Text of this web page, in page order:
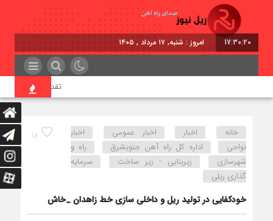
17:30:21 امروز : شنبه, ۱۷ مرداد , ۱۴۰۵
تقدیر معاون اول
18 خانه اخبار اخبار عمومی
اخبار
نواحی
اداره كل راه آهن جنوبشرق
راه و
شهرسازی
زیربنایی - زیر ساخت
سرمایه
گذاری ریلی
خودکفایی در تولید ریل و داخلی سازی خط زاهدان _خاش